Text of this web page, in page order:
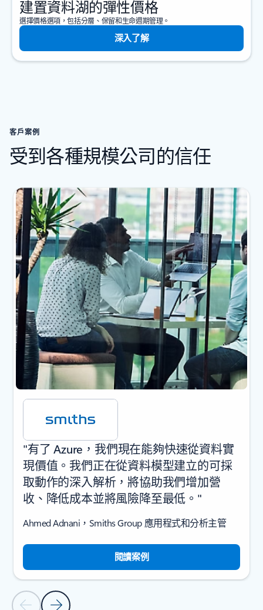
建置資料湖的彈性價格
選擇價格選項，包括分層、保留和生命週期管理。
深入了解
客戶案例
受到各種規模公司的信任
顯示 1 張投影片 (共 2 張)
"有了 Azure，我們現在能夠快速從資料實
現價值。我們正在從資料模型建立的可採
取動作的深入解析，將協助我們增加營
收、降低成本並將風險降至最低。"
Ahmed Adnani，Smiths Group 應用程式和分析主管
閱讀案例